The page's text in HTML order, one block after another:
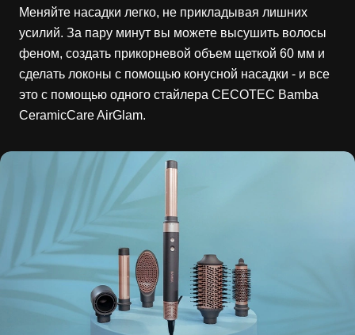
Меняйте насадки легко, не прикладывая лишних
усилий. За пару минут вы можете высушить волосы
феном, создать прикорневой объем щеткой 60 мм и
сделать локоны с помощью конусной насадки - и все
это с помощью одного стайлера CECOTEC Bamba
CeramicCare AirGlam.